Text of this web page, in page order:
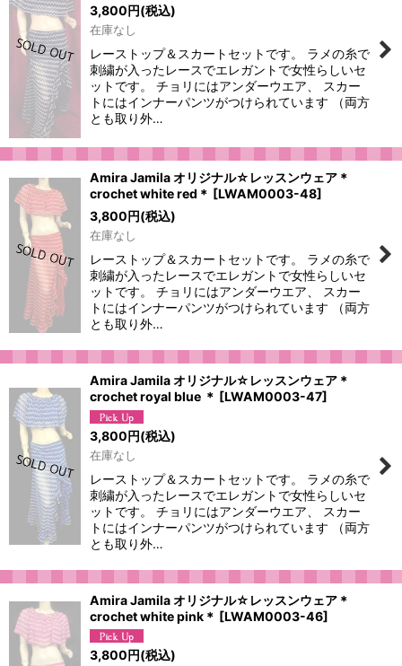
3,800円(税込)
在庫なし
レーストップ＆スカートセットです。 ラメの糸で
刺繍が入ったレースでエレガントで女性らしいセ
ットです。 チョリにはアンダーウエア、 スカー
トにはインナーパンツがつけられています （両方
とも取り外…
Amira Jamila オリジナル☆レッスンウェア＊
crochet white red＊ [LWAM0003-48]
3,800円(税込)
在庫なし
レーストップ＆スカートセットです。 ラメの糸で
刺繍が入ったレースでエレガントで女性らしいセ
ットです。 チョリにはアンダーウエア、 スカー
トにはインナーパンツがつけられています （両方
とも取り外…
Amira Jamila オリジナル☆レッスンウェア＊
crochet royal blue ＊ [LWAM0003-47]
3,800円(税込)
在庫なし
レーストップ＆スカートセットです。 ラメの糸で
刺繍が入ったレースでエレガントで女性らしいセ
ットです。 チョリにはアンダーウエア、 スカー
トにはインナーパンツがつけられています （両方
とも取り外…
Amira Jamila オリジナル☆レッスンウェア＊
crochet white pink＊ [LWAM0003-46]
3,800円(税込)